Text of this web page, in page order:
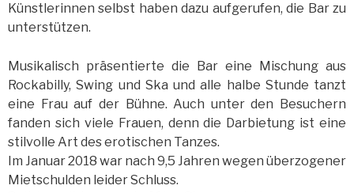
Künstlerinnen selbst haben dazu aufgerufen, die Bar zu
unterstützen.
Musikalisch präsentierte die Bar eine Mischung aus
Rockabilly, Swing und Ska und alle halbe Stunde tanzt
eine Frau auf der Bühne. Auch unter den Besuchern
fanden sich viele Frauen, denn die Darbietung ist eine
stilvolle Art des erotischen Tanzes.
Im Januar 2018 war nach 9,5 Jahren wegen überzogener
Mietschulden leider Schluss.